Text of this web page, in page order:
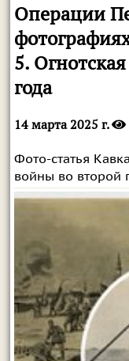
Операции
5.
года
14 марта 2025 г.
Фото-статья
войны во второй